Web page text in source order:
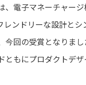
、電子マネーチャージ
レンドリーな設計とシ
今回の受賞となりま
ともにプロダクトデ